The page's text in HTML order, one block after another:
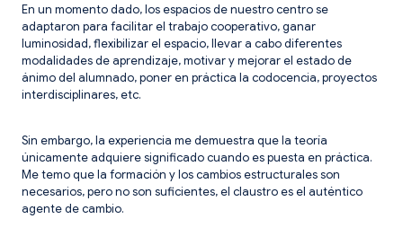
En un momento dado, los espacios de nuestro centro se
adaptaron para facilitar el trabajo cooperativo, ganar
luminosidad, flexibilizar el espacio, llevar a cabo diferentes
modalidades de aprendizaje, motivar y mejorar el estado de
ánimo del alumnado, poner en práctica la codocencia, proyectos
interdisciplinares, etc.
Sin embargo, la experiencia me demuestra que la teoría
únicamente adquiere significado cuando es puesta en práctica.
Me temo que la formación y los cambios estructurales son
necesarios, pero no son suficientes, el claustro es el auténtico
agente de cambio.